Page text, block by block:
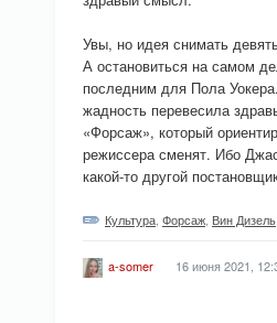
Увы, но идея снимать
А остановиться на самом
последним для Пола
жадность перевесила
«Форсаж», который
режиссера сменят. Ибо
какой-то другой
Культура Форсаж Вин Дизель
a-somer 16 июня 2021,